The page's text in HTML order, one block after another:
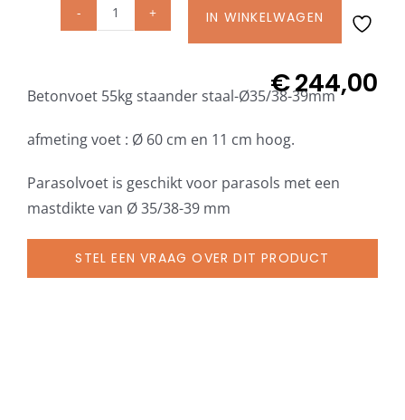
Glatz parasoldoeken
Glatz stofstalen collectie Sampleboeken
Umbrosa en Paraflex parasoldoeken
Onze merken
Glatz
55
incl.
staander
Ø
39
mm,
IN WINKELWAGEN
€244,00
Betonvoet 55kg staander staal-Ø35/38-39mm
afmeting voet : Ø 60 cm en 11 cm hoog.
Parasolvoet is geschikt voor parasols met een
mastdikte van Ø 35/38-39 mm
STEL EEN VRAAG OVER DIT PRODUCT